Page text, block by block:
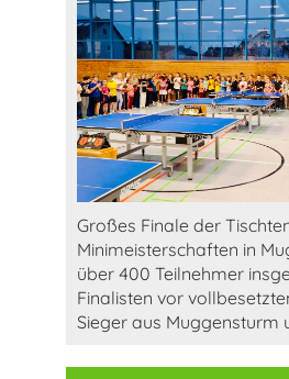
Großes Finale der
Minimeisterschaften in
über 400 Teilnehmer
Finalisten vor
Sieger aus Muggensturm